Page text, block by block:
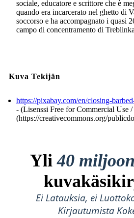
sociale, educatore e scrittore che è
quando era incarcerato nel ghetto di
soccorso e ha accompagnato i quasi
campo di concentramento di
Kuva Tekijän
https://pixabay.com/en/closing-
- (Lisenssi Free for Commercial Use
(https://creativecommons.org/
Yli40
Ei Latauksia, ei
Kirjautumista